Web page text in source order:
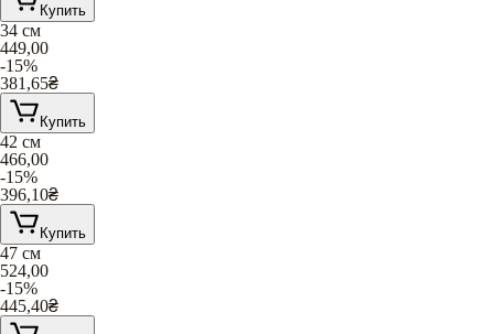
Купить
34 см
449,00
-15%
381,65₴
Купить
42 см
466,00
-15%
396,10₴
Купить
47 см
524,00
-15%
445,40₴